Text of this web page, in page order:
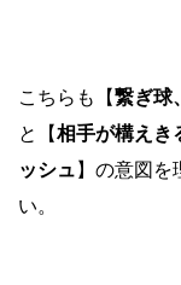
こちらも【繋ぎ球
と【相手が構えき
ッシュ 】の意図を
い。